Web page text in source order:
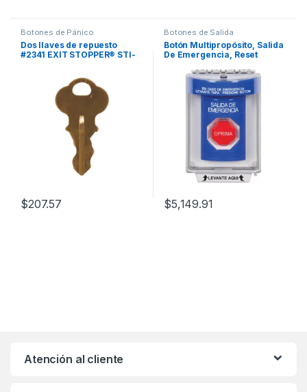
Botones de Pánico
Dos llaves de repuesto
#2341 EXIT STOPPER® STI-
$207.57
Botones de Salida
Botón Multipropósito, Salida
De Emergencia, Reset
Texto En Español, Tapa De
Policarbonato, 2
Relevadores forma C,
Interior y Exterior
$5,149.91
Atención al cliente